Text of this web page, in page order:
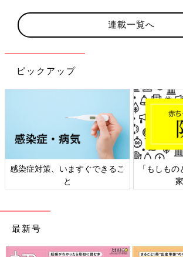
連載一覧へ
ピックアップ
感染症対策、いますぐできるこ
と
「もしも
最新号